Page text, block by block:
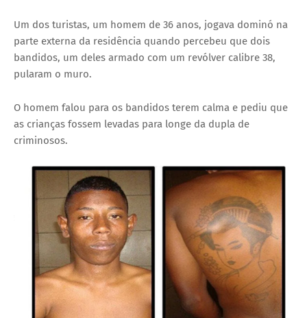
Um dos turistas, um homem de 36 anos, jogava dominó na
parte externa da residência quando percebeu que dois
bandidos, um deles armado com um revólver calibre 38,
pularam o muro.
O homem falou para os bandidos terem calma e pediu que
as crianças fossem levadas para longe da dupla de
criminosos.